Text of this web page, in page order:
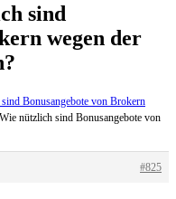
sind
wegen der
Bonusangebote von Brokern
nützlich sind Bonusangebote von
#825